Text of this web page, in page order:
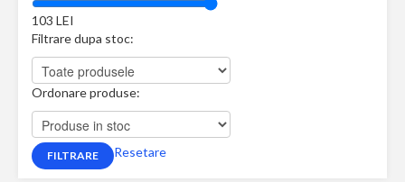
103 LEI
Filtrare dupa stoc:
Ordonare produse:
Resetare